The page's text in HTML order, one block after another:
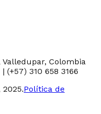
Colombia
(+57) 310 658 3166
2025.Política de